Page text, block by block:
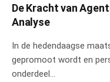
De Kracht van
Analyse
In de hedendaagse
gepromoot wordt en
onderdeel…